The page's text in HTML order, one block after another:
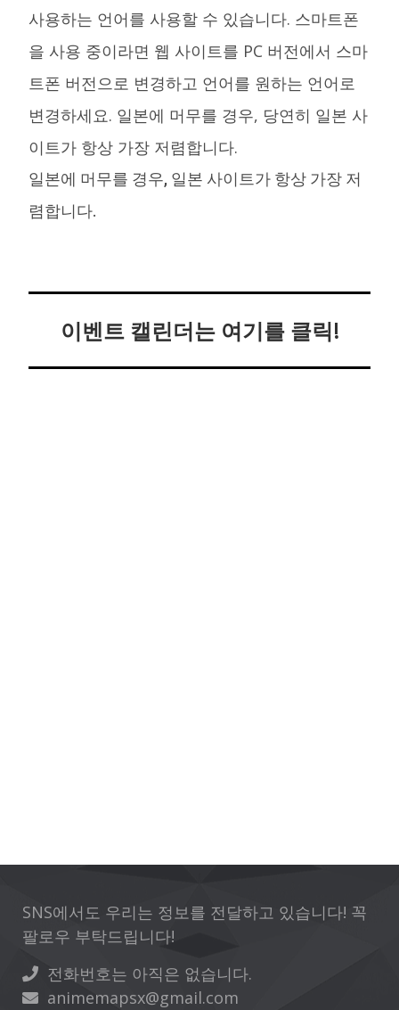
사용하는 언어를 사용할 수 있습니다. 스마트폰
을 사용 중이라면 웹 사이트를 PC 버전에서 스마
트폰 버전으로 변경하고 언어를 원하는 언어로
변경하세요. 일본에 머무를 경우, 당연히 일본 사
이트가 항상 가장 저렴합니다.
일본에 머무를 경우, 일본 사이트가 항상 가장 저
렴합니다.
이벤트 캘린더는 여기를 클릭!
SNS에서도 우리는 정보를 전달하고 있습니다! 꼭
팔로우 부탁드립니다!
전화번호는 아직은 없습니다.
animemapsx@gmail.com